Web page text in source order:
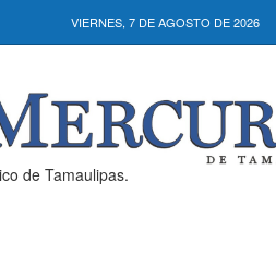
VIERNES, 7 DE AGOSTO DE 2026
de Tamaulipas.